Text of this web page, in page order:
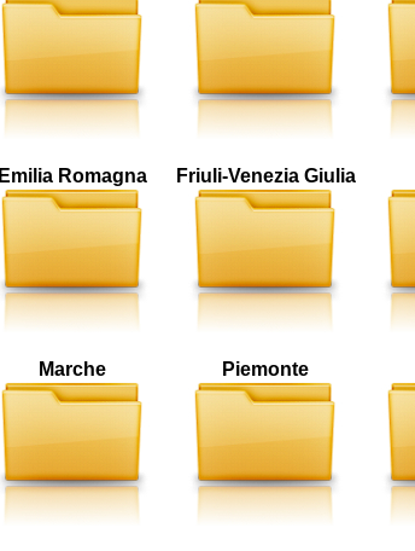
Emilia Romagna Friuli-Venezia Giulia
Marche Piemonte